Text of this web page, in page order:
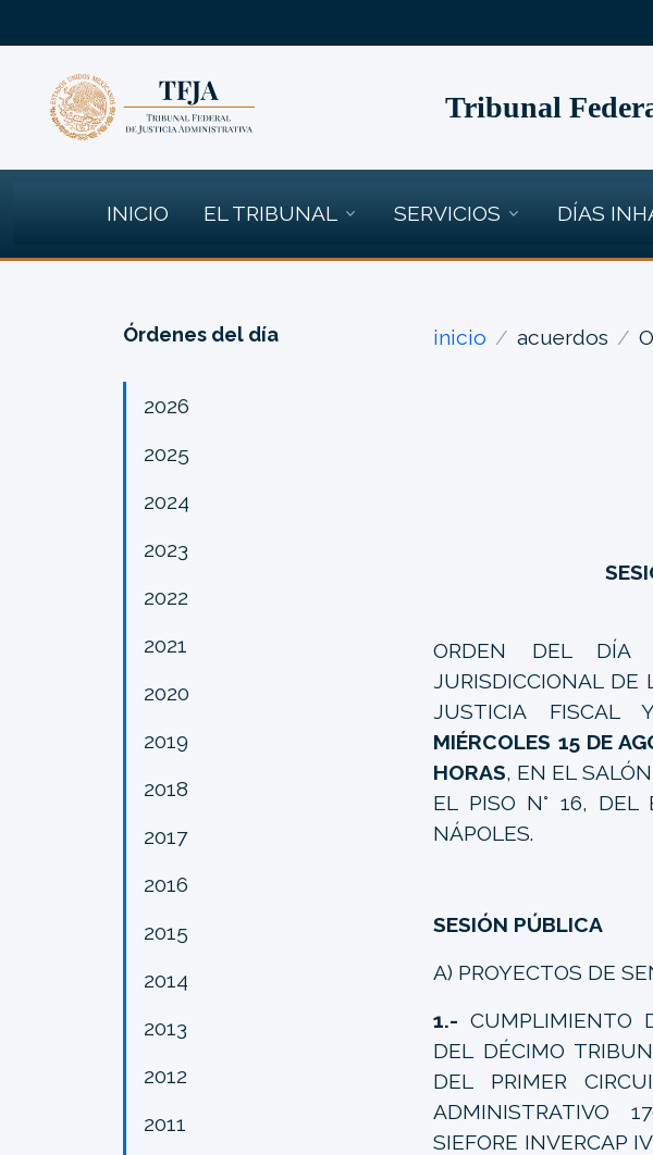
Tribunal
INICIO EL TRIBUNAL SERVICIOS DÍAS
Órdenes del día
2026
2025
2024
2023
2022
2021
2020
2019
2018
2017
2016
2015
2014
2013
2012
2011
inicio acuerdos
ORDEN DEL DÍA
JURISDICCIONAL DE
JUSTICIA FISCAL
MIÉRCOLES 15 DE
HORAS, EN EL
EL PISO N° 16, DEL
NÁPOLES.
SESIÓN PÚBLICA
A) PROYECTOS DE
1.- CUMPLIMIENTO
DEL DÉCIMO
DEL PRIMER
ADMINISTRATIVO
SIEFORE INVERCAP